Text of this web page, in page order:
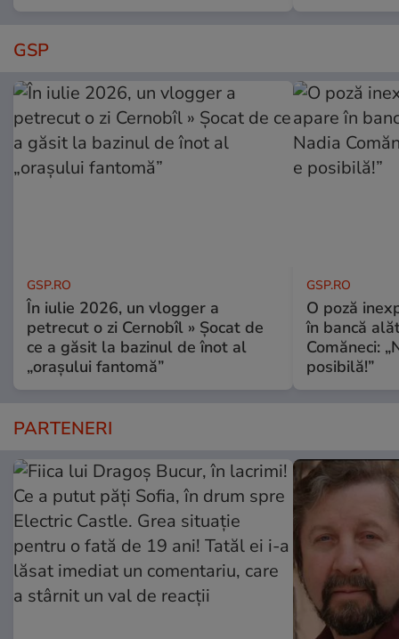
GSP
GSP.RO
În iulie 2026, un vlogger a
petrecut o zi Cernobîl » Șocat de
ce a găsit la bazinul de înot al
„orașului fantomă”
GSP.RO
O poză
în bancă
Comăneci:
posibilă!”
PARTENERI